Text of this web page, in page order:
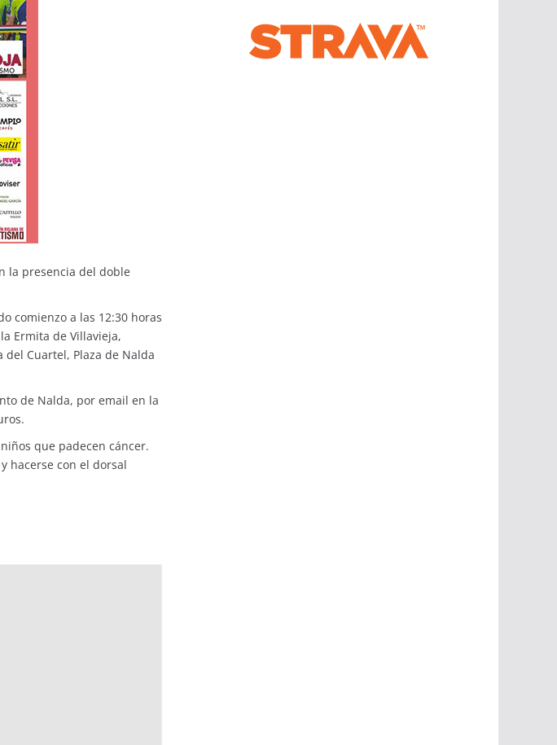
la presencia del doble
comienzo a las 12:30 horas
Ermita de Villavieja,
del Cuartel, Plaza de Nalda
de Nalda, por email en la
que padecen cáncer.
hacerse con el dorsal